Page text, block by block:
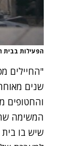
הפעילות בבית
"החיילים
שנים
והחטופים
המשימה
שיש בו